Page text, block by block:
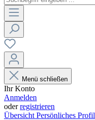
Menü schließen
Ihr Konto
Anmelden
oderregistrieren
Übersicht Persönliches Profil